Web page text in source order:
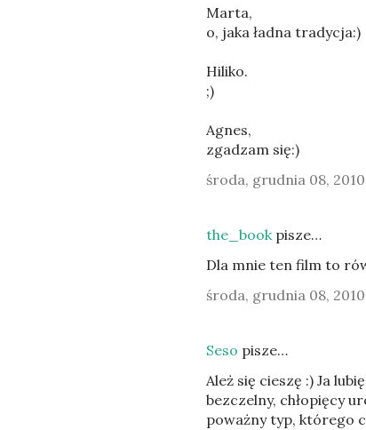
Marta,
o, jaka ładna tradycja:)
Hiliko.
;)
Agnes,
zgadzam się:)
środa, grudnia 08, 2010
the_book pisze…
Dla mnie ten film to
środa, grudnia 08, 2010
Seso pisze…
Ależ się cieszę :) Ja
bezczelny, chłopięcy
poważny typ, którego